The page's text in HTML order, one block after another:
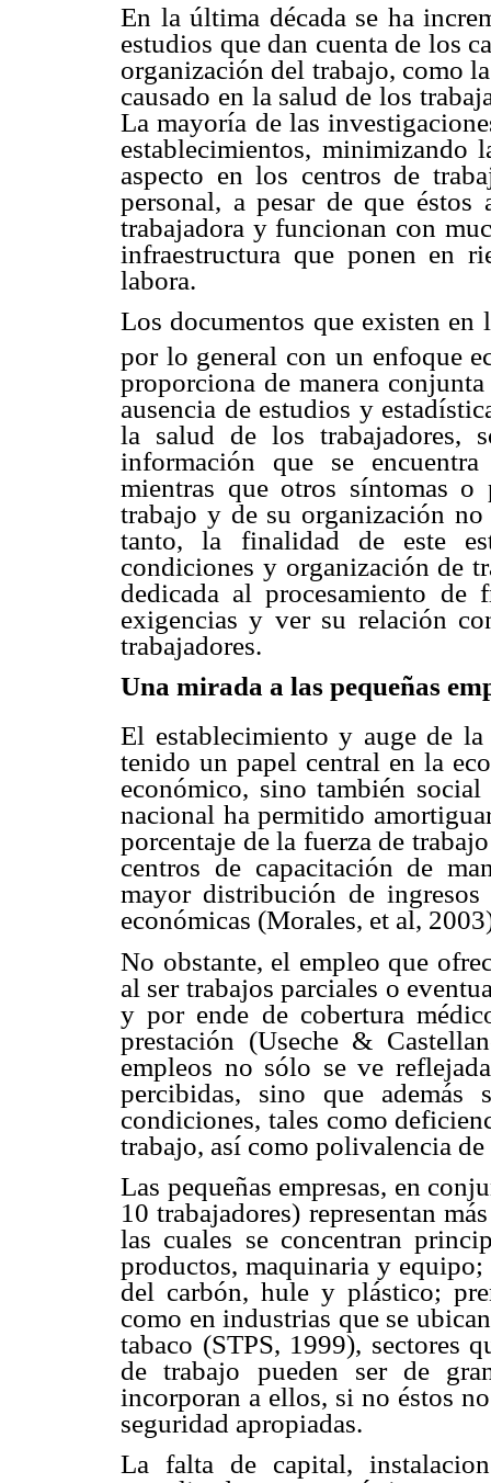
En la última década se ha
estudios que dan cuenta de los
organización del trabajo, como
causado en la salud de los
La mayoría de las
establecimientos,
aspecto en los centros de
personal, a pesar de que éstos
trabajadora y funcionan con
infraestructura que ponen en
labora.
Los documentos que existen
por lo general con un enfoque
proporciona de manera
ausencia de estudios y
la salud de los trabajadores,
información que se
mientras que otros síntomas o
trabajo y de su organizaciónno
tanto, la finalidad de este
condiciones y organización de
dedicada al procesamiento de
exigencias y ver su relación
trabajadores.
Una mirada a las pequeñas
El establecimiento y auge de
tenido un papel central en la
económico, sino también
nacional ha permitido
porcentaje de la fuerza de
centros de capacitación de
mayor distribución de
económicas (Morales, et al,
No obstante, el empleo que
al ser trabajos parciales o
y por ende de cobertura
prestación (Useche &
empleos no sólo se ve
percibidas, sino que además
condiciones, tales como
trabajo, así como polivalencia
Las pequeñas empresas, en
10 trabajadores) representan
las cuales se concentran
productos, maquinaria y equipo;
del carbón, hule y plástico;
como en industrias que se
tabaco (STPS, 1999), sectores
de trabajo pueden ser de
incorporan a ellos, si no éstos
seguridad apropiadas.
La falta de capital,